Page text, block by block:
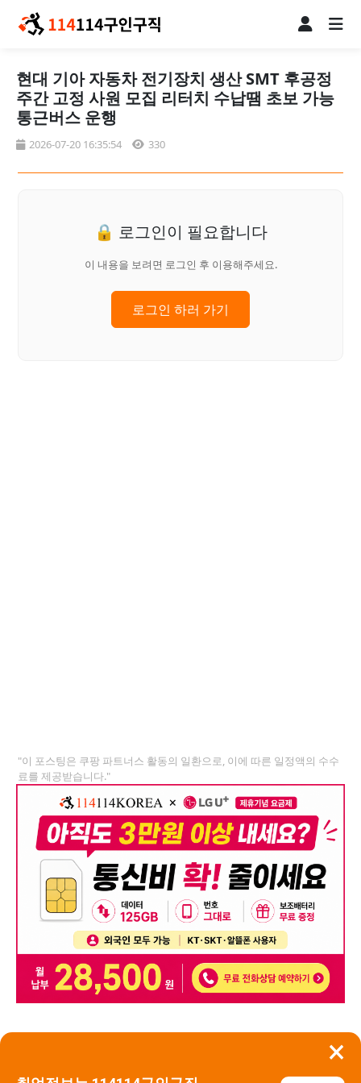
×
현대 기아 자동차 전기장치 생산 SMT 후공정
주간 고정 사원 모집 리터치 수납땜 초보 가능
통근버스 운행
2026-07-20 16:35:54 330
🔒 로그인이 필요합니다
이 내용을 보려면 로그인 후 이용해주세요.
로그인 하러 가기
"이 포스팅은 쿠팡 파트너스 활동의 일환으로, 이에 따른 일정액의 수수
료를 제공받습니다."